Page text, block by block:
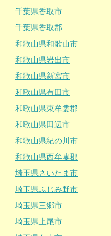
千葉県香取市
千葉県香取郡
和歌山県和歌山市
和歌山県岩出市
和歌山県新宮市
和歌山県有田市
和歌山県東牟婁郡
和歌山県田辺市
和歌山県紀の川市
和歌山県西牟婁郡
埼玉県さいたま市
埼玉県ふじみ野市
埼玉県三郷市
埼玉県上尾市